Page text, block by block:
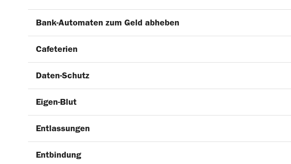
Bank-Automaten zum Geld abheben
Cafeterien
Daten-Schutz
Eigen-Blut
Entlassungen
Entbindung